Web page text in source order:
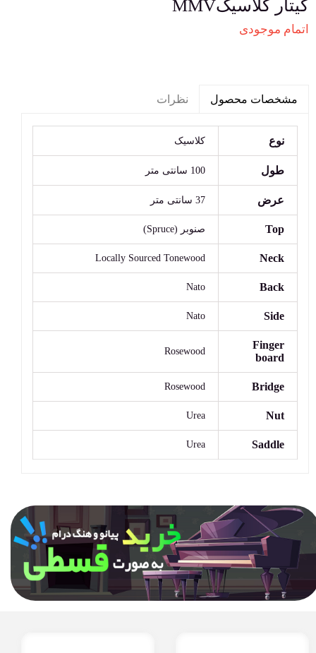
گیتار کلاسیکMMV
اتمام موجودی
مشخصات محصول نظرات
نوع کلاسیک
طول 100 سانتی متر
عرض 37 سانتی متر
Top صنوبر (Spruce)
Neck
Locally Sourced Tonewood
Back
Nato
Side
Nato
Finger
board
Rosewood
Bridge
Rosewood
Nut
Urea
Saddle
Urea